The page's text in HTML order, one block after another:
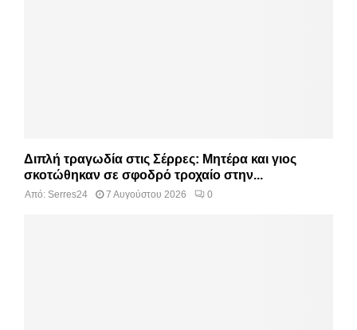
Διπλή τραγωδία στις Σέρρες: Μητέρα και γιος
σκοτώθηκαν σε σφοδρό τροχαίο στην...
Από: Serres24 7 Αυγούστου 2026 0